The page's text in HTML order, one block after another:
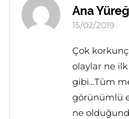
Ana
15/02/2019
Çok
olaylar ne
gibi...Tüm
görünümlü
ne